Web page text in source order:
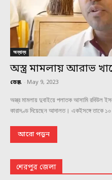
অন্যান্য
অস্ত্র মামলায় আরাভ
ডেস্ক - May 9, 2023
অস্ত্র মামলায় দুবাইয়ে পলাতক আসামি রবিউল
কারাদণ্ড দিয়েছেন আদালত। একইসঙ্গে তাকে ১০
আরো পড়ুন
শেরপুর জেলা